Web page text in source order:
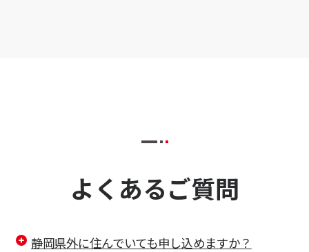
よくあるご質問
静岡県外に住んでいても申し込めますか？